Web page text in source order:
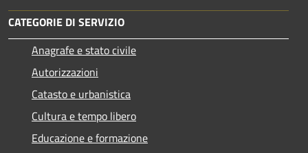
CATEGORIE DI SERVIZIO
Anagrafe e stato civile
Autorizzazioni
Catasto e urbanistica
Cultura e tempo libero
Educazione e formazione